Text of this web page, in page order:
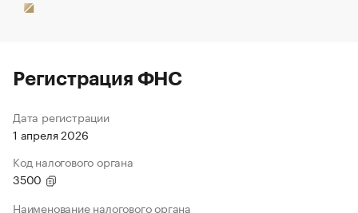
Регистрация ФНС
Дата регистрации
1 апреля 2026
Код налогового органа
3500
Наименование налогового органа